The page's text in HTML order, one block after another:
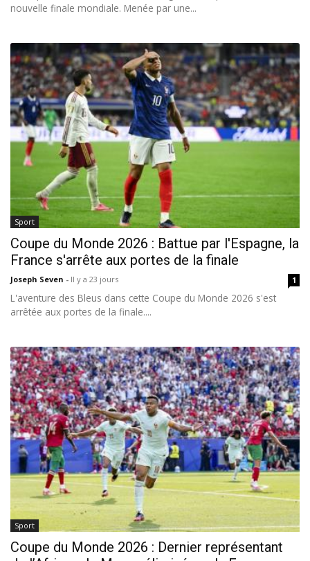
nouvelle finale mondiale. Menée par une...
Sport
Coupe du Monde 2026 : Battue par l'Espagne, la
France s'arrête aux portes de la finale
Joseph Seven - Il y a 23 jours 1
L'aventure des Bleus dans cette Coupe du Monde 2026 s'est
arrêtée aux portes de la finale....
Sport
Coupe du Monde 2026 : Dernier représentant